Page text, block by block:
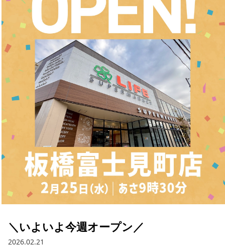
企業情報
IR情報
採用情報
お問い合わせ
Contact us in English
＼いよいよ今週オープン／
2026.02.21